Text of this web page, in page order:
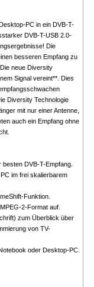
PC in ein DVB-T-
DVB-T-USB 2.0-
Die
besseren Empfang zu
neue Diversity
Signal vereint**. Dies
Diversity Technologie
mit nur einer Antenne,
auch ein Empfang ohne
DVB-T-Empfang.
im frei skalierbarem
Funktion.
2-Format auf.
zum Überblick über
von TV-
oder Desktop-PC.